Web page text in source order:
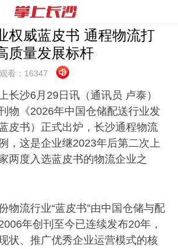
权威蓝皮书 通程物流打
质量发展标杆
观看： 16347
长沙6月29日讯（通讯员 卢泰）
物《2026年中国仓储配送行业发
皮书）正式出炉，长沙通程物流
，这是企业继2023年后第二次上
两度入选蓝皮书的物流企业之
物流行业“蓝皮书”由中国仓储与配
年创刊至今已连续发布20年，
状、推广优秀企业运营模式的核